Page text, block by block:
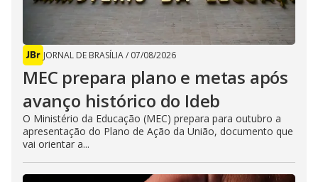
JORNAL DE BRASÍLIA/ 07/08/2026
MEC prepara plano e metas após
avanço histórico do Ideb
O Ministério da Educação (MEC) prepara para outubro a
apresentação do Plano de Ação da União, documento que
vai orientar a...